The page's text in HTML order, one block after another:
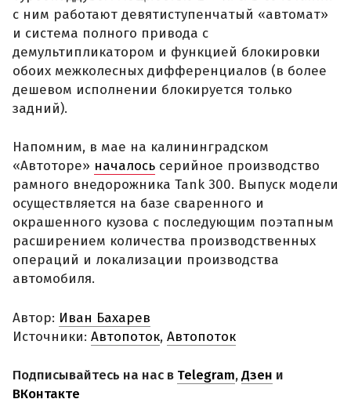
с ним работают девятиступенчатый «автомат»
и система полного привода с
демультипликатором и функцией блокировки
обоих межколесных дифференциалов (в более
дешевом исполнении блокируется только
задний).
Напомним, в мае на калининградском
«Автоторе» началось серийное производство
рамного внедорожника Tank 300. Выпуск модели
осуществляется на базе сваренного и
окрашенного кузова с последующим поэтапным
расширением количества производственных
операций и локализации производства
автомобиля.
Автор: Иван Бахарев
Источники: Автопоток, Автопоток
Подписывайтесь на нас в Telegram,Дзен и
ВКонтакте